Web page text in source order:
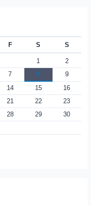
F S S
1
2
7 8
9
14 15
16
21 22
23
28 29
30